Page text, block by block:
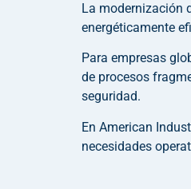
La modernización
energéticamente
Para empresas
de procesos
seguridad.
En American
necesidades